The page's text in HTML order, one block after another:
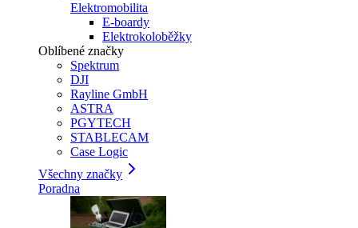
Elektromobilita
E-boardy
Elektrokoloběžky
Oblíbené značky
Spektrum
DJI
Rayline GmbH
ASTRA
PGYTECH
STABLECAM
Case Logic
Všechny značky
Poradna